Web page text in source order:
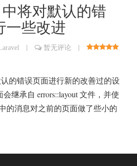
中将对默认的错
一些改进
| 暂无评论
|
认的错误页面进行新的改善过的设
继承自 errors::layout 文件，并使
的消息对之前的页面做了些小的